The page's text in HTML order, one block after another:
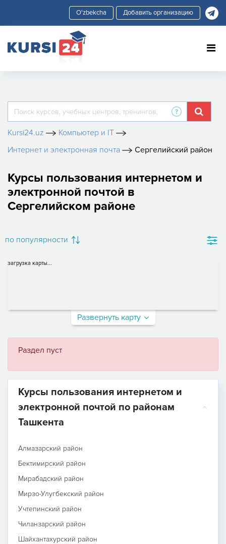
Добавить организацию
Kursi24.uz
Компьютер и IT
Интернет и электронная почта
Сергелийский район
Курсы пользования интернетом и
электронной почтой в
Сергелийском районе
по популярности
загрузка карты...
Развернуть карту
Раздел пуст
Курсы пользования интернетом и
электронной почтой по районам
Ташкента
Алмазарский район
Бектимирский район
Мирабадский район
Мирзо-Улугбекский район
Учтепинский район
Чиланзарский район
Шайхантахурский район